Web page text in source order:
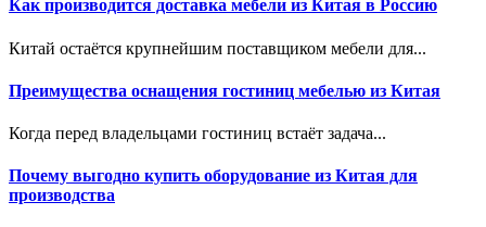
Как производится доставка мебели из Китая в Россию
Китай остаётся крупнейшим поставщиком мебели для...
Преимущества оснащения гостиниц мебелью из Китая
Когда перед владельцами гостиниц встаёт задача...
Почему выгодно купить оборудование из Китая для
производства